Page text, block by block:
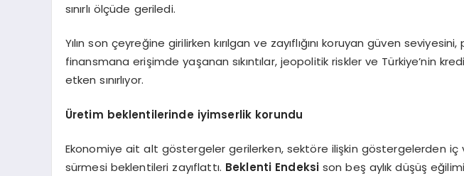
sınırlı ölçüde geriledi.
Yılın son çeyreğine girilirken kırılgan ve zayıflığını koruyan güven
finansmana erişimde yaşanan sıkıntılar, jeopolitik riskler ve Türkiye’nin
etken sınırlıyor.
Üretim beklentilerinde iyimserlik korundu
Ekonomiye ait alt göstergeler gerilerken, sektöre ilişkin göstergelerden iç
sürmesi beklentileri zayıflattı. Beklenti Endeksi son beş aylık düşüş